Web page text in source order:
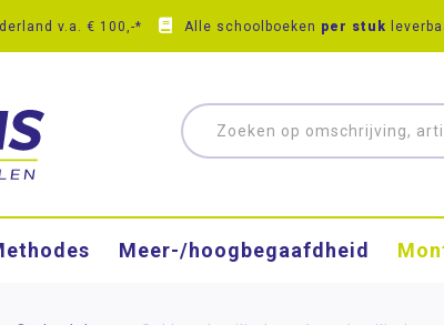
v.a. € 100,-* Alle schoolboeken per stuk
Meer-/hoog­begaafdheid